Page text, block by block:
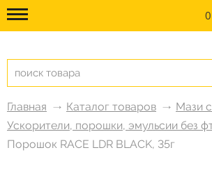
Главная Каталог товаров
Мази
Ускорители, порошки, эмульсии без
Порошок RACE LDR BLACK, 35г